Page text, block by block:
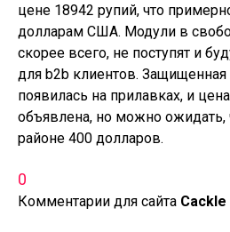
цене 18942 рупий, что
долларам США. Модули в
скорее всего, не поступят и
для b2b клиентов.
появилась на прилавках, и
объявлена, но можно ожидать,
районе 400 долларов.
0
Комментарии для сайта Cackle